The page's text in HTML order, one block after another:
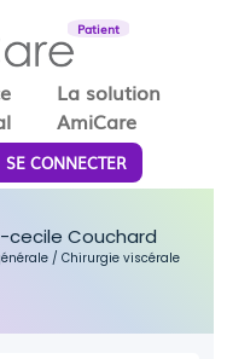
Patient
La solution
AmiCare
SE CONNECTER
cecile Couchard
/Chirurgie viscérale